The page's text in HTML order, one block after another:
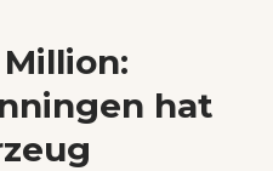
hat